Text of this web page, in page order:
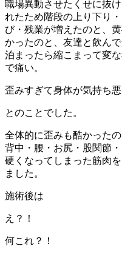
職場異動させたくせに抜
れたため階段の上り下り
び・残業が増えたのと、
かったのと、友達と飲ん
泊まったら縮こまって変
で痛い。
歪みすぎて身体が気持ち
とのことでした。
全体的に歪みも酷かった
背中・腰・お尻・股関節
硬くなってしまった筋肉
ました。
施術後は
え？！
何これ？！